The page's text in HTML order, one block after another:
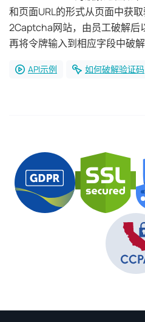
和页面URL的形式从页面中获
2Captcha网站，由员工破解后
再将令牌输入到相应字段中破解
API示例 如何破解验证码